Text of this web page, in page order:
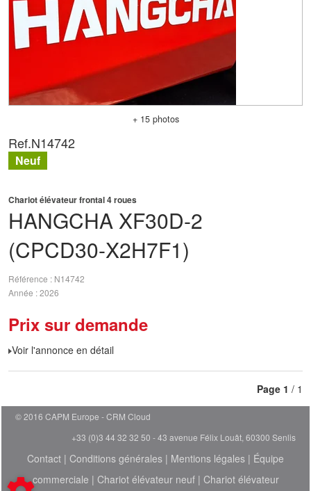
+ 15 photos
HANGCHA XF30D-2
(CPCD30-X2H7F1)
Chariot élévateur frontal 4 roues
Référence
N14742
Année 2026
Prix sur demande
Voir l'annonce en détail
Ref.N14742
Neuf
Page 1 / 1
© 2016 CAPM Europe
CRM Cloud
+33 (0)3 44 32 32 50 - 43 avenue Félix Louât, 60300 Senlis
Contact | Conditions générales | Mentions légales | Équipe
commerciale | Chariot élévateur neuf| Chariot élévateur